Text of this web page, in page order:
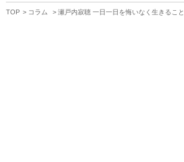
TOP コラム 瀬戸内寂聴 一日一日を悔いなく生きること